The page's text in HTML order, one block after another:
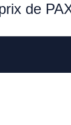
de